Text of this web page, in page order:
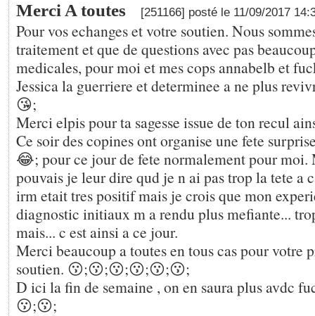
Merci A toutes [251166] posté le 11/09/2017
Pour vos echanges et votre soutien. Nous
traitement et que de questions avec pas
medicales, pour moi et mes cops annabelb et
Jessica la guerriere et determinee a ne plus
😘;
Merci elpis pour ta sagesse issue de ton recul
Ce soir des copines ont organise une fete
😂; pour ce jour de fete normalement pour moi.
pouvais je leur dire qud je n ai pas trop la tete a
irm etait tres positif mais je crois que mon
diagnostic initiaux m a rendu plus mefiante...
mais... c est ainsi a ce jour.
Merci beaucoup a toutes en tous cas pour votre
soutien. 😗;😗;😗;😗;😗;😗;
D ici la fin de semaine , on en saura plus avdc
😗;😗;